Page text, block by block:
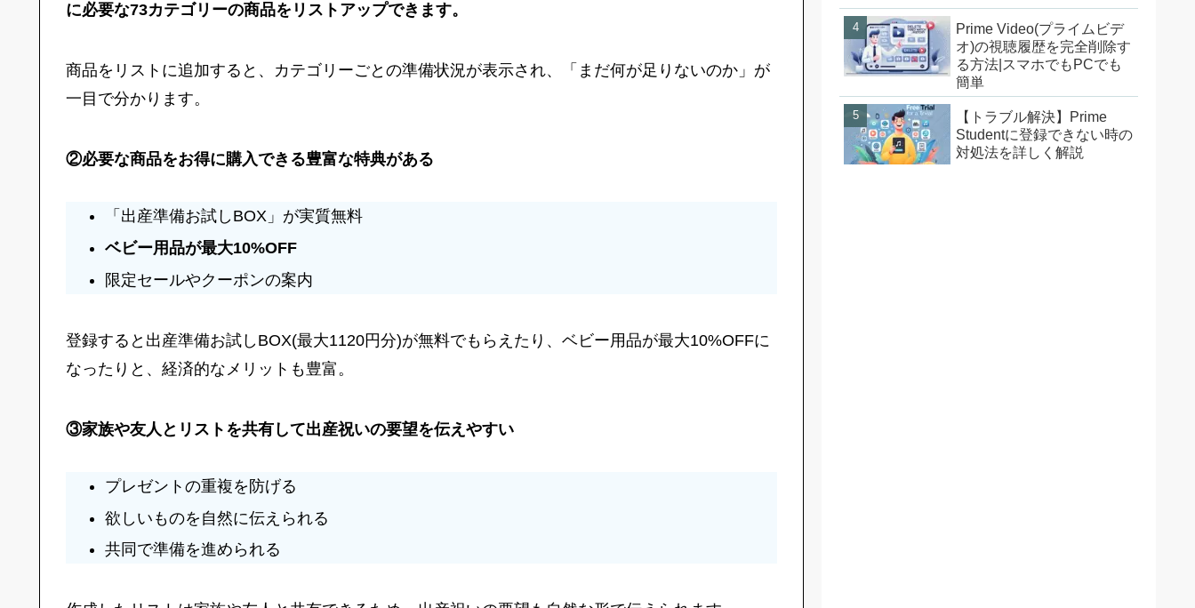
に必要な73カテゴリーの商品をリストアップできます。
商品をリストに追加すると、カテゴリーごとの準備状況が表示され、「まだ何が足りないのか」が
一目で分かります。
②必要な商品をお得に購入できる豊富な特典がある
「出産準備お試しBOX」が実質無料
ベビー用品が最大10%OFF
限定セールやクーポンの案内
登録すると出産準備お試しBOX(最大1120円分)が無料でもらえたり、ベビー用品が最大10%OFFに
なったりと、経済的なメリットも豊富。
③家族や友人とリストを共有して出産祝いの要望を伝えやすい
プレゼントの重複を防げる
欲しいものを自然に伝えられる
共同で準備を進められる
Prime Video(プライムビデ
オ)の視聴履歴を完全削除す
る方法|スマホでもPCでも
簡単
【トラブル解決】Prime
Studentに登録できない時の
対処法を詳しく解説